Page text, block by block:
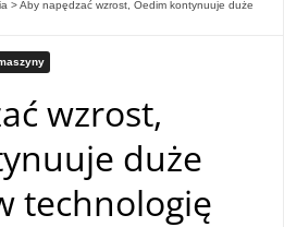
>Aby napędzać wzrost, Oedim kontynuuje duże
wzrost,
duże
technologię